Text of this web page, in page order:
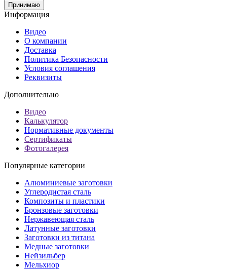
Принимаю
Информация
Видео
О компании
Доставка
Политика Безопасности
Условия соглашения
Реквизиты
Дополнительно
Видео
Калькулятор
Нормативные документы
Сертификаты
Фотогалерея
Популярные категории
Алюминиевые заготовки
Углеродистая сталь
Композиты и пластики
Бронзовые заготовки
Нержавеющая сталь
Латунные заготовки
Заготовки из титана
Медные заготовки
Нейзильбер
Мельхиор